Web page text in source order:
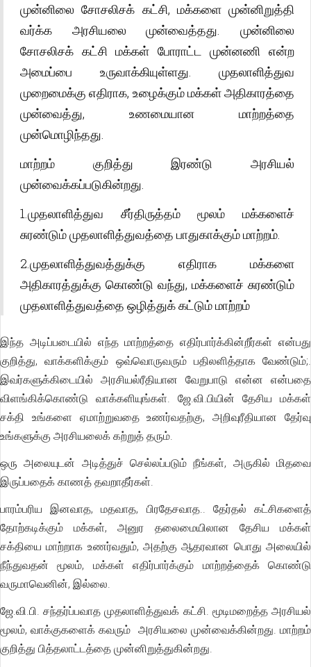
முன்னிலை சோசலிசக் கட்சி, மக்களை முன்னிறுத்தி
வர்க்க அரசியலை முன்வைத்தது. முன்னிலை
சோசலிசக் கட்சி மக்கள் போராட்ட முன்னணி என்ற
அமைப்பை உருவாக்கியுள்ளது. முதலாளித்துவ
முறைமைக்கு எதிராக, உழைக்கும் மக்கள் அதிகாரத்தை
முன்வைத்து, உணமையான மாற்றத்தை
முன்மொழிந்தது.
மாற்றம் குறித்து இரண்டு அரசியல்
முன்வைக்கப்படுகின்றது.
1.முதலாளித்துவ சீர்திருத்தம் மூலம் மக்களைச்
சுரண்டும் முதலாளித்துவத்தை பாதுகாக்கும் மாற்றம்.
2.முதலாளித்துவத்துக்கு எதிராக மக்களை
அதிகாரத்துக்கு கொண்டு வந்து, மக்களைச் சுரண்டும்
முதலாளித்துவத்தை ஒழித்துக் கட்டும் மாற்றம்
இந்த அடிப்படையில் எந்த மாற்றத்தை எதிர்பார்க்கின்றீர்கள் என்பது
குறித்து, வாக்களிக்கும் ஒவ்வொருவரும் பதிலளித்தாக வேண்டும்;.
இவர்களுக்கிடையில் அரசியல்ரீதியான வேறுபாடு என்ன என்பதை
விளங்கிக்கொண்டு வாக்களியுங்கள். ஜே.வி.பியின் தேசிய மக்கள்
சக்தி உங்களை ஏமாற்றுவதை உணர்வதற்கு, அறிவுரீதியான தேர்வு
உங்களுக்கு அரசியலைக் கற்றுத் தரும்.
ஒரு அலையுடன் அடித்துச் செல்லப்படும் நீங்கள், அருகில் மிதவை
இருப்பதைக் காணத் தவறாதீர்கள்.
பாரம்பரிய இனவாத, மதவாத, பிரதேசவாத.. தேர்தல் கட்சிகளைத்
தோற்கடிக்கும் மக்கள், அனுர தலைமையிலான தேசிய மக்கள்
சக்தியை மாற்றாக உணர்வதும், அதற்கு ஆதரவான பொது அலையில்
நீந்துவதன் மூலம், மக்கள் எதிர்பார்க்கும் மாற்றத்தைக் கொண்டு
வருமாவெனின், இல்லை.
ஜே.வி.பி. சந்தர்ப்பவாத முதலாளித்துவக் கட்சி. மூடிமறைத்த அரசியல்
மூலம், வாக்குகளைக் கவரும் அரசியலை முன்வைக்கின்றது. மாற்றம்
குறித்து பித்தலாட்டத்தை முன்னிறுத்துகின்றது.